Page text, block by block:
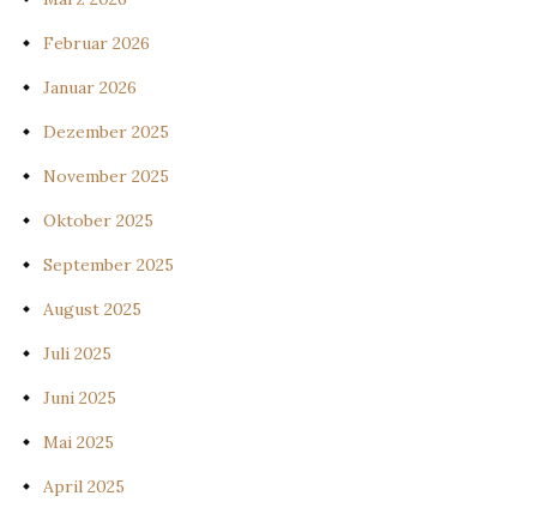
Februar 2026
Januar 2026
Dezember 2025
November 2025
Oktober 2025
September 2025
August 2025
Juli 2025
Juni 2025
Mai 2025
April 2025